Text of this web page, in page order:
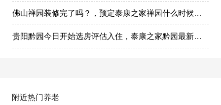
佛山禅园装修完了吗？，预定泰康之家禅园什么时候选房入住?
贵阳黔园今日开始选房评估入住，泰康之家黔园最新动态
附近热门养老